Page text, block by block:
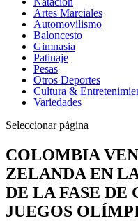
Artes Marciales
Automovilismo
Baloncesto
Gimnasia
Patinaje
Pesas
Otros Deportes
Cultura &
Variedades
Seleccionar página
COLOMBIA
ZELANDA EN
DE LA FASE DE
JUEGOS